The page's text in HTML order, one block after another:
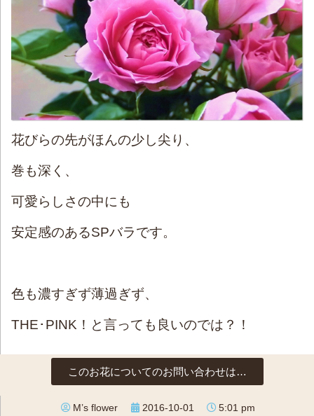
花びらの先がほんの少し尖り、
巻も深く、
可愛らしさの中にも
安定感のあるSPバラです。
色も濃すぎず薄過ぎず、
THE･PINK！と言っても良いのでは？！
このお花についてのお問い合わせは…
M’s flower 2016-10-01 5:01 pm